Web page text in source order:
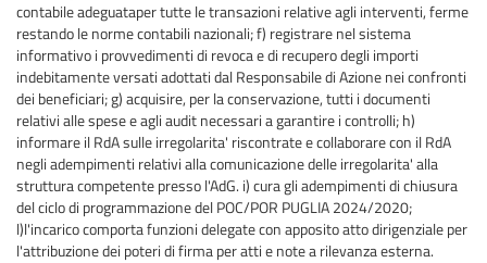
contabile adeguataper tutte le transazioni relative agli interventi, ferme
restando le norme contabili nazionali; f) registrare nel sistema
informativo i provvedimenti di revoca e di recupero degli importi
indebitamente versati adottati dal Responsabile di Azione nei confronti
dei beneficiari; g) acquisire, per la conservazione, tutti i documenti
relativi alle spese e agli audit necessari a garantire i controlli; h)
informare il RdA sulle irregolarita' riscontrate e collaborare con il RdA
negli adempimenti relativi alla comunicazione delle irregolarita' alla
struttura competente presso l'AdG. i) cura gli adempimenti di chiusura
del ciclo di programmazione del POC/POR PUGLIA 2024/2020;
l)l'incarico comporta funzioni delegate con apposito atto dirigenziale per
l'attribuzione dei poteri di firma per atti e note a rilevanza esterna.